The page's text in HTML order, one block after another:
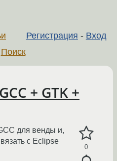
Регистрация - Вход
Поиск
+ GTK +
0
для венды и,
с Eclipse